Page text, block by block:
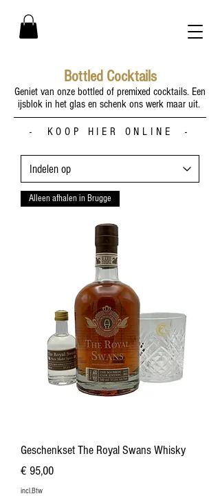
Bottled Cocktails
Geniet van onze bottled of premixed cocktails. Een
ijsblok in het glas en schenk ons werk maar uit.
- KOOP HIER ONLINE -
Alleen afhalen in Brugge
Geschenkset The Royal Swans Whisky
Prijs
€ 95,00
incl.Btw